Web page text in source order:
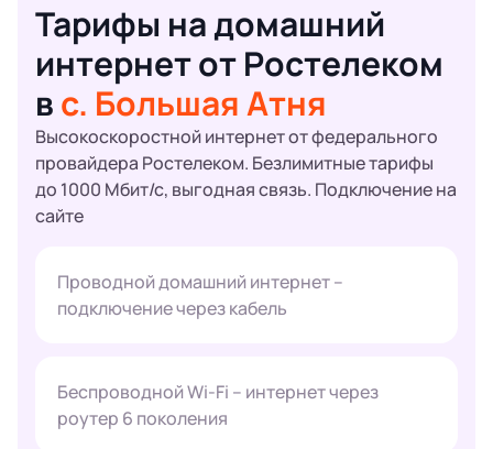
Тарифы на домашний
интернет от Ростелеком
вс. Большая Атня
Высокоскоростной интернет от федерального
провайдера Ростелеком. Безлимитные тарифы
до 1000 Мбит/с, выгодная связь. Подключение на
сайте
Проводной домашний интернет –
подключение через кабель
Беспроводной Wi-Fi – интернет через
роутер 6 поколения